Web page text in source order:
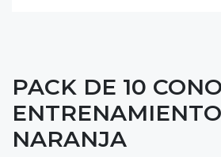
PACK DE 10
NARANJA